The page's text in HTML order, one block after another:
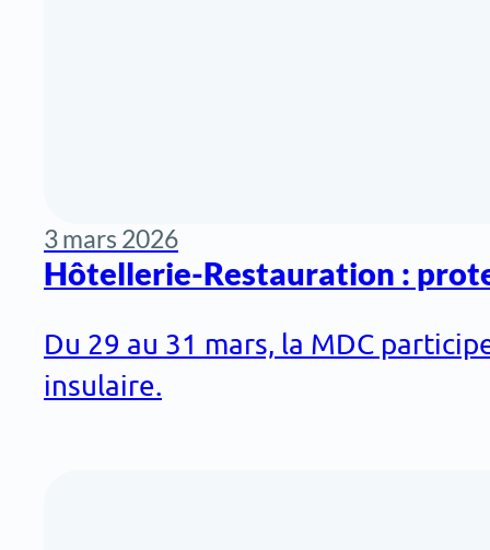
3 mars 2026
Hôtellerie-Restauration :
Du 29 au 31 mars, la MDC
insulaire.